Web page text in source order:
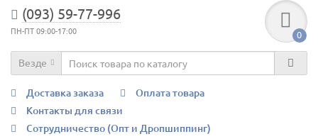
(093) 59-77-996
ПН-ПТ 09:00-17:00 0
Везде
Доставка заказа
Оплата товара
Контакты для связи
Сотрудничество (Опт и Дропшиппинг)